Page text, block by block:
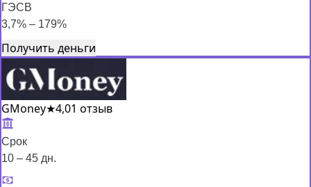
ГЭСВ
3,7% – 179%
Получить деньги
GMoney★4,01 отзыв
Срок
10 – 45 дн.